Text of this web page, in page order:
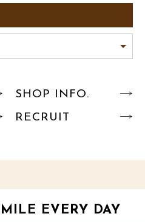
SHOP INFO.
RECRUIT
EVERY DAY